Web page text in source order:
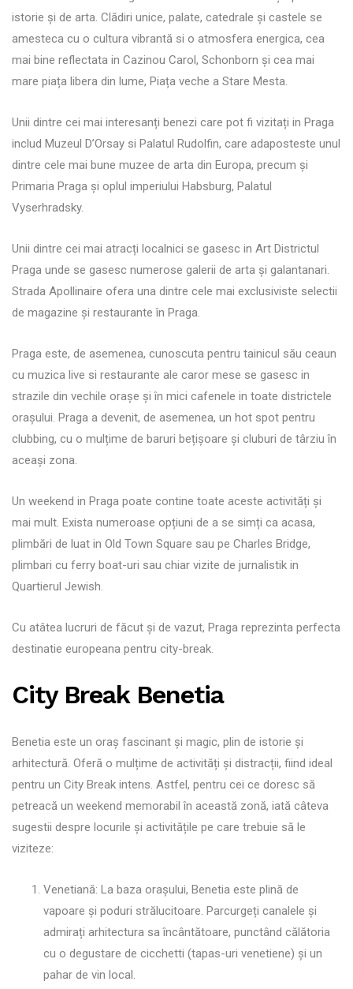
istorie și de arta. Clădiri unice, palate, catedrale și castele se
amesteca cu o cultura vibrantă si o atmosfera energica, cea
mai bine reflectata in Cazinou Carol, Schonborn și cea mai
mare piața libera din lume, Piața veche a Stare Mesta.
Unii dintre cei mai interesanți benezi care pot fi vizitați in Praga
includ Muzeul D’Orsay si Palatul Rudolfin, care adaposteste unul
dintre cele mai bune muzee de arta din Europa, precum și
Primaria Praga și oplul imperiului Habsburg, Palatul
Vyserhradsky.
Unii dintre cei mai atracți localnici se gasesc in Art Districtul
Praga unde se gasesc numerose galerii de arta și galantanari.
Strada Apollinaire ofera una dintre cele mai exclusiviste selectii
de magazine și restaurante în Praga.
Praga este, de asemenea, cunoscuta pentru tainicul său ceaun
cu muzica live si restaurante ale caror mese se gasesc in
strazile din vechile orașe și în mici cafenele in toate districtele
orașului. Praga a devenit, de asemenea, un hot spot pentru
clubbing, cu o mulțime de baruri bețișoare și cluburi de târziu în
aceași zona.
Un weekend in Praga poate contine toate aceste activități și
mai mult. Exista numeroase opțiuni de a se simți ca acasa,
plimbări de luat in Old Town Square sau pe Charles Bridge,
plimbari cu ferry boat-uri sau chiar vizite de jurnalistik in
Quartierul Jewish.
Cu atâtea lucruri de făcut și de vazut, Praga reprezinta perfecta
destinatie europeana pentru city-break.
City Break Benetia
Benetia este un oraș fascinant și magic, plin de istorie și
arhitectură. Oferă o mulțime de activități și distracții, fiind ideal
pentru un City Break intens. Astfel, pentru cei ce doresc să
petreacă un weekend memorabil în această zonă, iată câteva
sugestii despre locurile și activitățile pe care trebuie să le
viziteze:
Venetiană: La baza orașului, Benetia este plină de
vapoare și poduri strălucitoare. Parcurgeți canalele și
admirați arhitectura sa încântătoare, punctând călătoria
cu o degustare de cicchetti (tapas-uri venetiene) și un
pahar de vin local.